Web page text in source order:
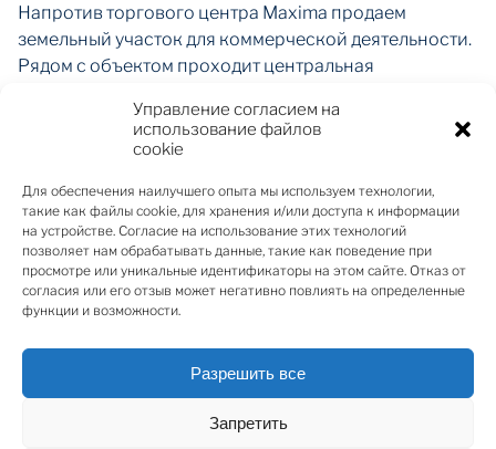
Управление согласием на
использование файлов
cookie
Для обеспечения наилучшего опыта мы используем технологии,
такие как файлы cookie, для хранения и/или доступа к информации
на устройстве. Согласие на использование этих технологий
позволяет нам обрабатывать данные, такие как поведение при
просмотре или уникальные идентификаторы на этом сайте. Отказ от
согласия или его отзыв может негативно повлиять на определенные
функции и возможности.
Разрешить все
Запретить
Напротив торгового центра Maxima продаем
земельный участок для коммерческой деятельности.
Рядом с объектом проходит центральная
Согласно плану развития города Юрмалы земельный
участок находится в зоне JC6, где разрешенным
общественных, коммерческих, оздоровительных,
туристических, культурно-досуговых объектов и
служебных зданий, а также строительство отдельно
стоящих домов, таунхаусов или двухквартирные
дома, и часть земельного участка - Природно-
Строительные показатели участка - разрешенная
плотность застройки 30%, высота зданий 12 метров.
супермаркет RIMI, Аквапарк Лиелупе и другие